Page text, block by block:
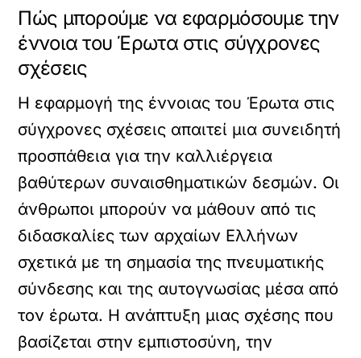
Πώς μπορούμε να εφαρμόσουμε την
έννοια του Έρωτα στις σύγχρονες
σχέσεις
Η εφαρμογή της έννοιας του Έρωτα στις
σύγχρονες σχέσεις απαιτεί μια συνειδητή
προσπάθεια για την καλλιέργεια
βαθύτερων συναισθηματικών δεσμών. Οι
άνθρωποι μπορούν να μάθουν από τις
διδασκαλίες των αρχαίων Ελλήνων
σχετικά με τη σημασία της πνευματικής
σύνδεσης και της αυτογνωσίας μέσα από
τον έρωτα. Η ανάπτυξη μιας σχέσης που
βασίζεται στην εμπιστοσύνη, την